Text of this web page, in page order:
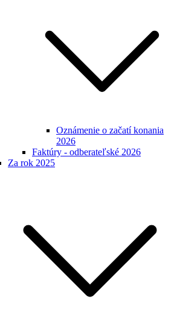
Oznámenie o začatí konania
2026
Faktúry - odberateľské 2026
Za rok 2025